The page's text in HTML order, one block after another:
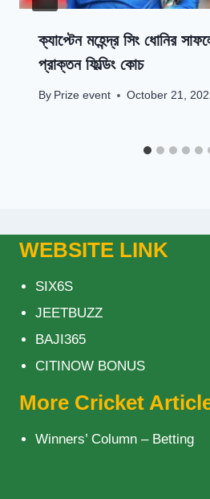
ক্যাপ্টেন মহেন্দ্র সিং ধোনির
প্রাক্তন ফিল্ডিং কোচ
By Prize event October 21,
WEBSITE LINK
SIX6S
JEETBUZZ
BAJI365
CITINOW BONUS
More Cricket
Winners’ Column – Betting